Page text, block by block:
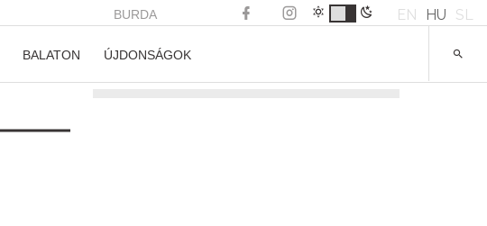
BURDA EN HU SL
BALATON ÚJDONSÁGOK